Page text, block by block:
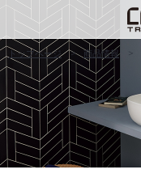
トップページ 商品情報